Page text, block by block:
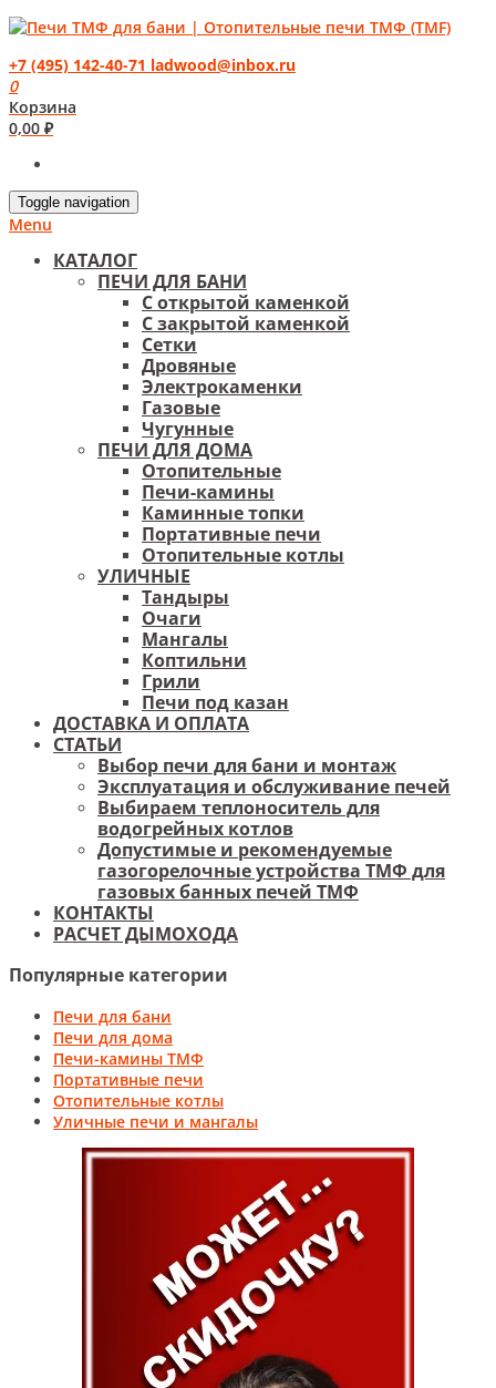
+7 (495) 142-40-71 ladwood@inbox.ru
0
Корзина
0,00 ₽
Toggle navigation
Menu
КАТАЛОГ
ПЕЧИ ДЛЯ БАНИ
С открытой каменкой
С закрытой каменкой
Сетки
Дровяные
Электрокаменки
Газовые
Чугунные
ПЕЧИ ДЛЯ ДОМА
Отопительные
Печи-камины
Каминные топки
Портативные печи
Отопительные котлы
УЛИЧНЫЕ
Тандыры
Очаги
Мангалы
Коптильни
Грили
Печи под казан
ДОСТАВКА И ОПЛАТА
СТАТЬИ
Выбор печи для бани и монтаж
Эксплуатация и обслуживание печей
Выбираем теплоноситель для
водогрейных котлов
Допустимые и рекомендуемые
газогорелочные устройства ТМФ для
газовых банных печей ТМФ
КОНТАКТЫ
РАСЧЕТ ДЫМОХОДА
Популярные категории
Печи для бани
Печи для дома
Печи-камины ТМФ
Портативные печи
Отопительные котлы
Уличные печи и мангалы